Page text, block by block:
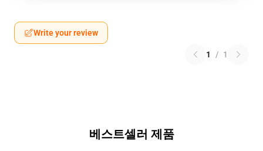
Write your review
1 / 1
베스트셀러 제품